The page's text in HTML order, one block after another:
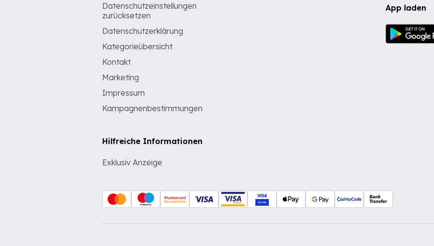
App laden
Datenschutzeinstellungen
zurücksetzen
Datenschutzerklärung
Kategorieübersicht
Kontakt
Marketing
Impressum
Kampagnenbestimmungen
Hilfreiche Informationen
Exklusiv Anzeige